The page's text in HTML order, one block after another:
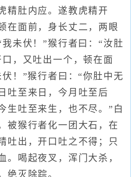
精肚内应。遂教虎精开
在面前，身长丈二，两眼
未伏！”猴行者曰：“汝肚
，又吐出一个，顿在面
！”猴行者曰：“你肚中无
吐至来日，今月吐至后
生吐至来生，也不尽。”白
被猴行者化一团大石，在
吐出，开口吐之不得；只
。喝起夜叉，浑门大杀，
绝灭除踪。